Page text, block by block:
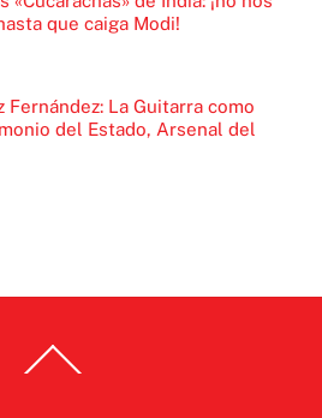
que caiga Modi!
Fernández: La Guitarra como
del Estado, Arsenal del
To